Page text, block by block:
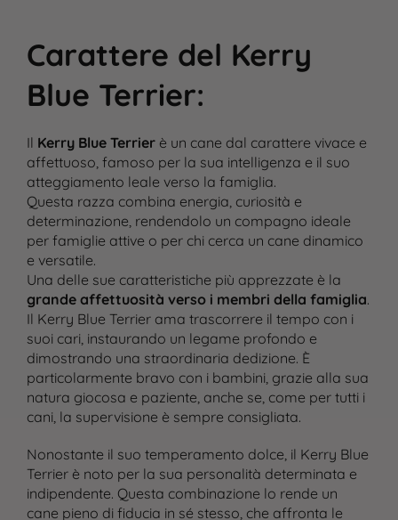
Carattere del Kerry
Blue Terrier:
Il Kerry Blue Terrierè un cane dal carattere vivace e
affettuoso, famoso per la sua intelligenza e il suo
atteggiamento leale verso la famiglia.
Questa razza combina energia, curiosità e
determinazione, rendendolo un compagno ideale
per famiglie attive o per chi cerca un cane dinamico
e versatile.
Una delle sue caratteristiche più apprezzate è la
grande affettuosità verso i membri della famiglia.
Il Kerry Blue Terrier ama trascorrere il tempo con i
suoi cari, instaurando un legame profondo e
dimostrando una straordinaria dedizione. È
particolarmente bravo con i bambini, grazie alla sua
natura giocosa e paziente, anche se, come per tutti i
cani, la supervisione è sempre consigliata.
Nonostante il suo temperamento dolce, il Kerry Blue
Terrier è noto per la sua personalità determinata e
indipendente. Questa combinazione lo rende un
cane pieno di fiducia in sé stesso, che affronta le